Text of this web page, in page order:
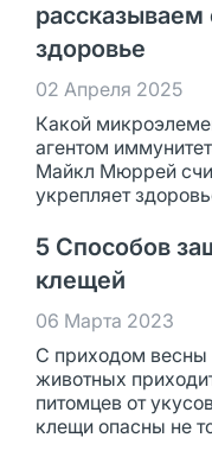
рассказываем
здоровье
02 Апреля 2025
Какой
агентом
Майкл Мюррей
укрепляет
5 Способов
клещей
06 Марта 2023
С приходом
животных
питомцев от
клещи опасны не